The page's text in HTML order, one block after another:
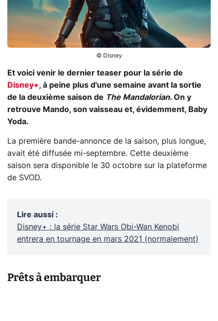
© Disney
Et voici venir le dernier teaser pour la série de
Disney+, à peine plus d'une semaine avant la sortie
de la deuxième saison de The Mandalorian. On y
retrouve Mando, son vaisseau et, évidemment, Baby
Yoda.
La première bande-annonce de la saison, plus longue,
avait été diffusée mi-septembre. Cette deuxième
saison sera disponible le 30 octobre sur la plateforme
de SVOD.
Lire aussi :
Disney+ : la série Star Wars Obi-Wan Kenobi
entrera en tournage en mars 2021 (normalement)
Prêts à embarquer